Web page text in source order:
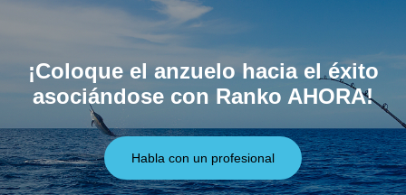
¡Coloque el anzuelo hacia el éxito
asociándose con Ranko AHORA!
Habla con un profesional